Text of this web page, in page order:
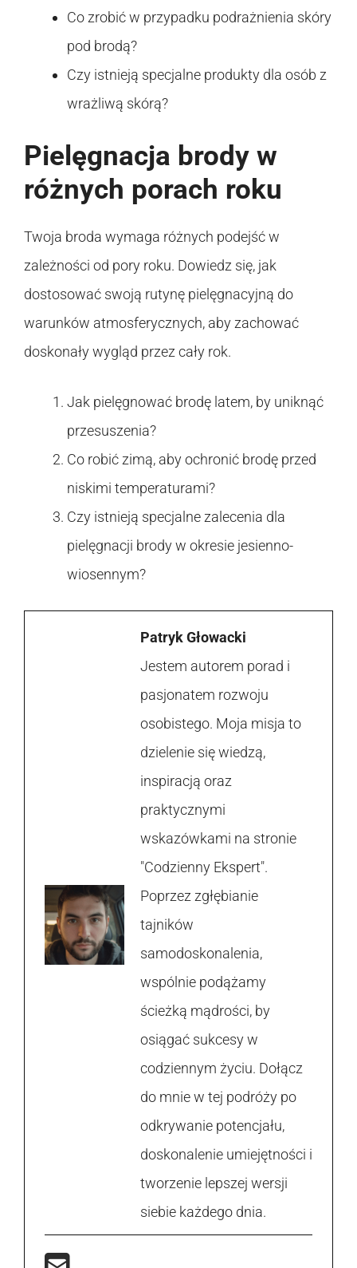
Co zrobić w przypadku podrażnienia skóry
pod brodą?
Czy istnieją specjalne produkty dla osób z
wrażliwą skórą?
Pielęgnacja brody w
różnych porach roku
Twoja broda wymaga różnych podejść w
zależności od pory roku. Dowiedz się, jak
dostosować swoją rutynę pielęgnacyjną do
warunków atmosferycznych, aby zachować
doskonały wygląd przez cały rok.
Jak pielęgnować brodę latem, by uniknąć
przesuszenia?
Co robić zimą, aby ochronić brodę przed
niskimi temperaturami?
Czy istnieją specjalne zalecenia dla
pielęgnacji brody w okresie jesienno-
wiosennym?
Patryk Głowacki
Jestem autorem porad i
pasjonatem rozwoju
osobistego. Moja misja to
dzielenie się wiedzą,
inspiracją oraz
praktycznymi
wskazówkami na stronie
"Codzienny Ekspert".
Poprzez zgłębianie
tajników
samodoskonalenia,
wspólnie podążamy
ścieżką mądrości, by
osiągać sukcesy w
codziennym życiu. Dołącz
do mnie w tej podróży po
odkrywanie potencjału,
doskonalenie umiejętności i
tworzenie lepszej wersji
siebie każdego dnia.